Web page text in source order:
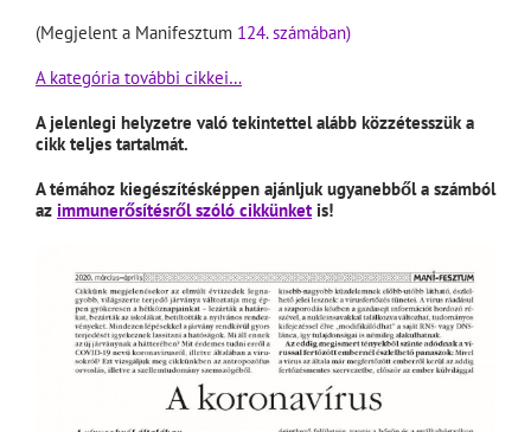
(Megjelent a Manifesztum 124. számában)
A kategória további cikkei…
A jelenlegi helyzetre való tekintettel alább közzétesszük a
cikk teljes tartalmát.
A témához kiegészítésképpen ajánljuk ugyanebből a számból
az immunerősítésről szóló cikkünket is!